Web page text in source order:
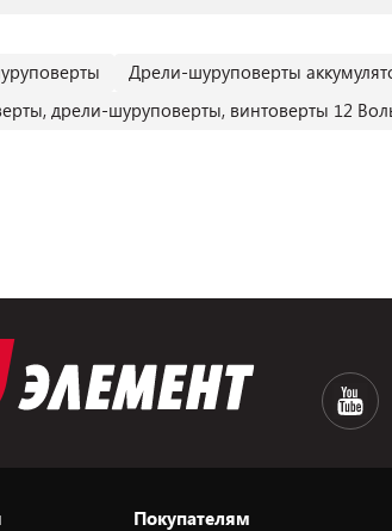
Дрели-шуруповерты
дрели-шуруповерты, винтоверты 12
Покупателям